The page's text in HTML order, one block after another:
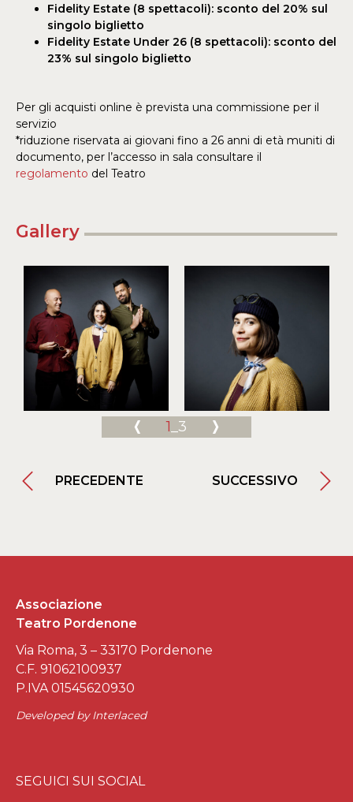
Fidelity Estate (8 spettacoli): sconto del 20% sul
singolo biglietto
Fidelity Estate Under 26 (8 spettacoli): sconto del
23% sul singolo biglietto
Per gli acquisti online è prevista una commissione per il
servizio
*riduzione riservata ai giovani fino a 26 anni di età muniti di
documento, per l’accesso in sala consultare il
regolamento del Teatro
Gallery
1 _3
PRECEDENTE SUCCESSIVO
Associazione
Teatro Pordenone
Via Roma, 3 – 33170 Pordenone
C.F. 91062100937
P.IVA 01545620930
Developed by Interlaced
SEGUICI SUI SOCIAL